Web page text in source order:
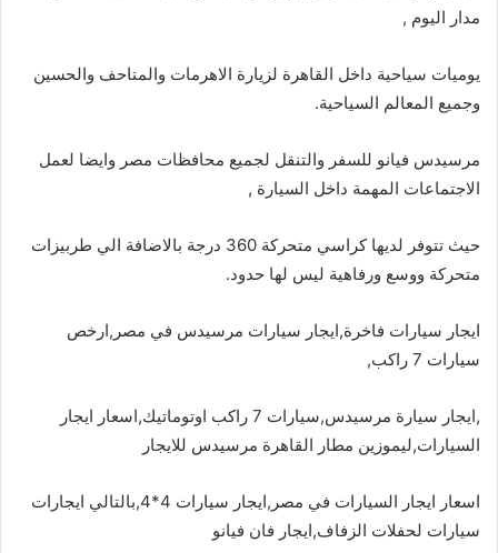
مدار اليوم ,
يوميات سياحية داخل القاهرة لزيارة الاهرمات والمتاحف والحسين
وجميع المعالم السياحية.
مرسيدس فيانو للسفر والتنقل لجميع محافظات مصر وايضا لعمل
الاجتماعات المهمة داخل السيارة ,
حيث تتوفر لديها كراسي متحركة 360 درجة بالاضافة الي طربيزات
متحركة ووسع ورفاهية ليس لها حدود.
ايجار سيارات فاخرة,ايجار سيارات مرسيدس في مصر,ارخص
سيارات 7 راكب,
,ايجار سيارة مرسيدس,سيارات 7 راكب اوتوماتيك,اسعار ايجار
السيارات,ليموزين مطار القاهرة مرسيدس للايجار
اسعار ايجار السيارات في مصر,ايجار سيارات 4*4,بالتالي ايجارات
سيارات لحفلات الزفاف,ايجار فان فيانو